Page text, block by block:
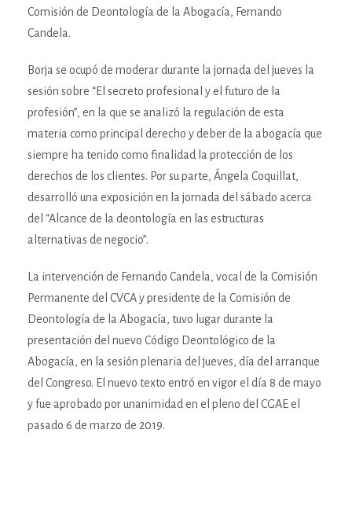
Comisión de Deontología de la Abogacía, Fernando
Candela.
Borja se ocupó de moderar durante la jornada del jueves la
sesión sobre “El secreto profesional y el futuro de la
profesión”, en la que se analizó la regulación de esta
materia como principal derecho y deber de la abogacía que
siempre ha tenido como finalidad la protección de los
derechos de los clientes. Por su parte, Ángela Coquillat,
desarrolló una exposición en la jornada del sábado acerca
del “Alcance de la deontología en las estructuras
alternativas de negocio”.
La intervención de Fernando Candela, vocal de la Comisión
Permanente del CVCA y presidente de la Comisión de
Deontología de la Abogacía, tuvo lugar durante la
presentación del nuevo Código Deontológico de la
Abogacía, en la sesión plenaria del jueves, día del arranque
del Congreso. El nuevo texto entró en vigor el día 8 de mayo
y fue aprobado por unanimidad en el pleno del CGAE el
pasado 6 de marzo de 2019.